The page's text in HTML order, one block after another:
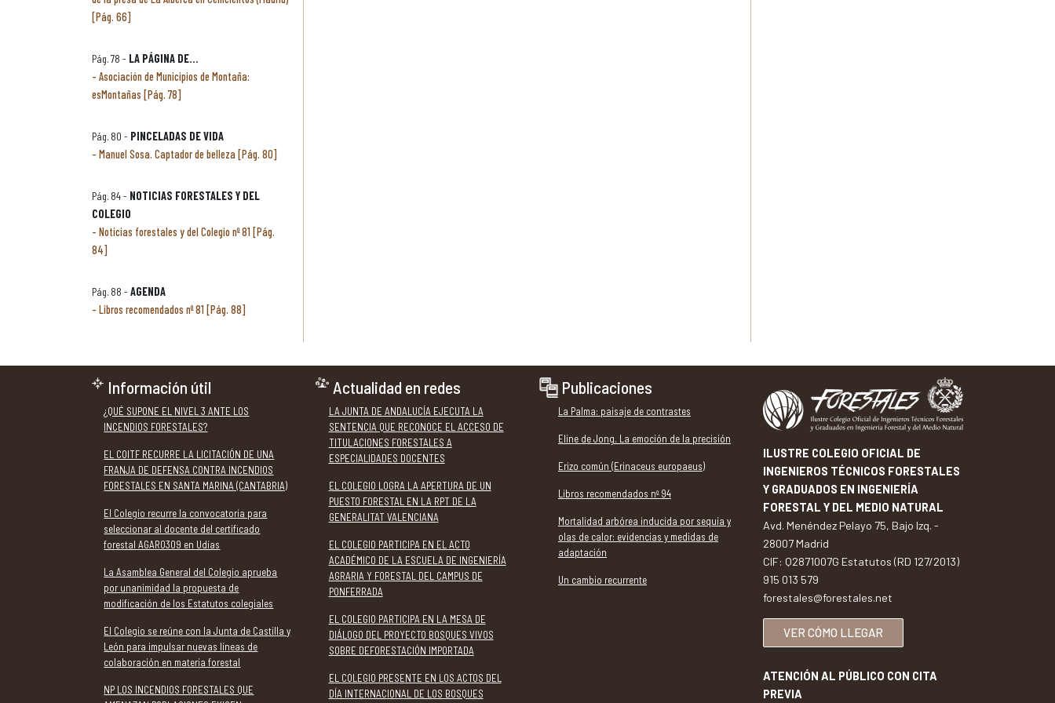
[Pág. 66]
Pág. 78 - LA PÁGINA DE...
Asociación de Municipios de Montaña:
esMontañas [Pág. 78]
Pág. 80 - PINCELADAS DE VIDA
Manuel Sosa. Captador de belleza [Pág. 80]
Pág. 84 - NOTICIAS FORESTALES Y DEL
COLEGIO
Noticias forestales y del Colegio nº 81 [Pág.
84]
Pág. 88 - AGENDA
Libros recomendados nº 81 [Pág. 88]
Información útil
¿QUÉ SUPONE EL NIVEL 3 ANTE LOS
INCENDIOS FORESTALES?
EL COITF RECURRE LA LICITACIÓN DE UNA
FRANJA DE DEFENSA CONTRA INCENDIOS
FORESTALES EN SANTA MARINA (CANTABRIA)
El Colegio recurre la convocatoria para
seleccionar al docente del certificado
forestal AGAR0309 en Udías
La Asamblea General del Colegio aprueba
por unanimidad la propuesta de
modificación de los Estatutos colegiales
El Colegio se reúne con la Junta de Castilla y
León para impulsar nuevas líneas de
colaboración en materia forestal
NP LOS INCENDIOS FORESTALES QUE
Actualidad en redes
LA JUNTA DE ANDALUCÍA EJECUTA LA
SENTENCIA QUE RECONOCE EL ACCESO DE
TITULACIONES FORESTALES A
ESPECIALIDADES DOCENTES
EL COLEGIO LOGRA LA APERTURA DE UN
PUESTO FORESTAL EN LA RPT DE LA
GENERALITAT VALENCIANA
EL COLEGIO PARTICIPA EN EL ACTO
ACADÉMICO DE LA ESCUELA DE INGENIERÍA
AGRARIA Y FORESTAL DEL CAMPUS DE
PONFERRADA
EL COLEGIO PARTICIPA EN LA MESA DE
DIÁLOGO DEL PROYECTO BOSQUES VIVOS
SOBRE DEFORESTACIÓN IMPORTADA
EL COLEGIO PRESENTE EN LOS ACTOS DEL
DÍA INTERNACIONAL DE LOS BOSQUES
Publicaciones
La Palma: paisaje de contrastes
Eline de Jong. La emoción de la precisión
Erizo común (Erinaceus europaeus)
Libros recomendados nº 94
Mortalidad arbórea inducida por sequía y
olas de calor: evidencias y medidas de
adaptación
Un cambio recurrente
ILUSTRE COLEGIO OFICIAL DE
INGENIEROS TÉCNICOS FORESTALES
Y GRADUADOS EN INGENIERÍA
FORESTAL Y DEL MEDIO NATURAL
Avd. Menéndez Pelayo 75, Bajo Izq. -
28007 Madrid
CIF: Q2871007G Estatutos (RD 127/2013)
915 013 579
forestales@forestales.net
VER CÓMO LLEGAR
ATENCIÓN AL PÚBLICO CON CITA
PREVIA